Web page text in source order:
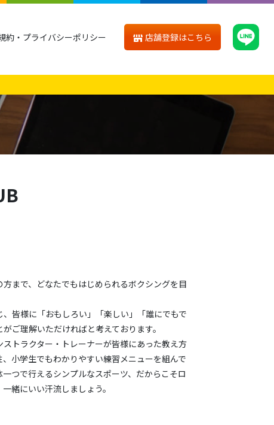
約・プライバシーポリシー 店舗登録はこちら
方まで、どなたでもはじめられるボクシングを目
皆様に「おもしろい」「楽しい」「誰にでもで
ご理解いただければと考えております。
ストラクター・トレーナーが皆様にあった教え方
、小学生でもわかりやすい練習メニューを組んで
つで行えるシンプルなスポーツ、だからこそロ
緒にいい汗流しましょう。